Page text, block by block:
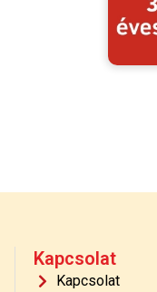
Kapcsolat
Kapcsolat